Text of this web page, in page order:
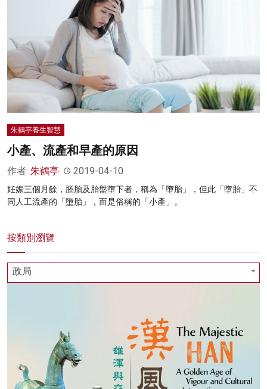
影片
名家榜
灼見活動
關於我們
朱鶴亭養生智慧
小產、流產和早產的原因
作者: 朱鶴亭 2019-04-10
妊娠三個月餘，胚胎及胎盤墮下者，稱為「墮胎」，但此「墮胎」不
同人工流產的「墮胎」，而是俗稱的「小產」。
按類別瀏覽
政局